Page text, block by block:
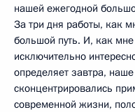
нашей ежегодной
За три дня работы, как
большой путь. И, как
исключительно
определяет завтра,
сконцентрировались
современной жизни,